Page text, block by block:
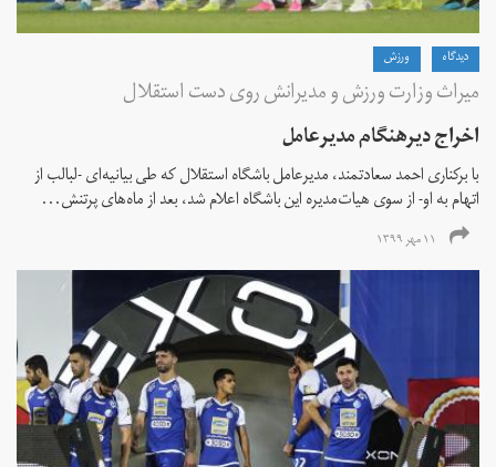
دیدگاه ورزش
میراث وزارت ورزش و مدیرانش روی دست استقلال
اخراج دیرهنگام مدیرعامل
با برکناری احمد سعادتمند، مدیرعامل باشگاه استقلال که طی بیانیه‌ای -لبالب از
اتهام به او- از سوی هیات‌مدیره این باشگاه اعلام شد، بعد از ماه‌های پرتنش...
۱۱ مهر ۱۳۹۹